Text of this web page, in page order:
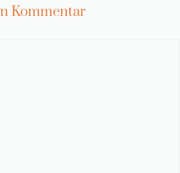
Kommentar